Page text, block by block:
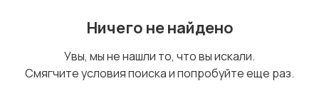
Ничего не найдено
Увы, мы не нашли то, что вы искали.
Смягчите условия поиска и попробуйте еще раз.